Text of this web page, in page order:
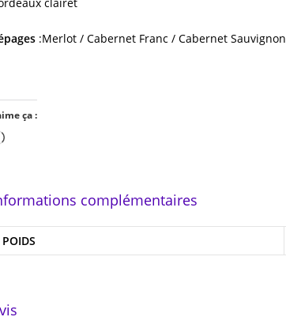
:Merlot / Cabernet Franc / Cabernet Sauvignon
ça :
Chargement…
complémentaires
POIDS